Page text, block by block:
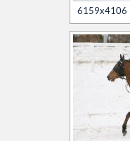
6159x4106